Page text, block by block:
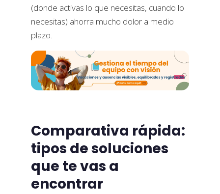
(donde activas lo que necesitas, cuando lo
necesitas) ahorra mucho dolor a medio
plazo.
Comparativa rápida:
tipos de soluciones
que te vas a
encontrar